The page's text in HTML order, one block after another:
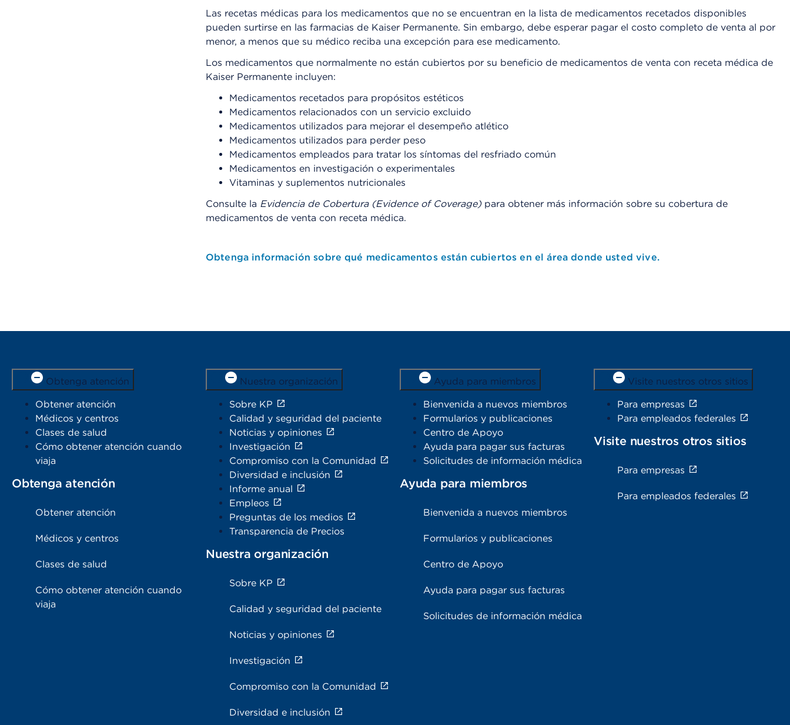
Las recetas médicas para los medicamentos que no se encuentran en la lista de medicamentos recetados disponibles
pueden surtirse en las farmacias de Kaiser Permanente. Sin embargo, debe esperar pagar el costo completo de venta al por
menor, a menos que su médico reciba una excepción para ese medicamento.
Los medicamentos que normalmente no están cubiertos por su beneficio de medicamentos de venta con receta médica de
Kaiser Permanente incluyen:
Medicamentos recetados para propósitos estéticos
Medicamentos relacionados con un servicio excluido
Medicamentos utilizados para mejorar el desempeño atlético
Medicamentos utilizados para perder peso
Medicamentos empleados para tratar los síntomas del resfriado común
Medicamentos en investigación o experimentales
Vitaminas y suplementos nutricionales
Consulte la Evidencia de Cobertura (Evidence of Coverage)para obtener más información sobre su cobertura de
medicamentos de venta con receta médica.
Obtenga información sobre qué medicamentos están cubiertos en el área donde usted vive.
Obtenga atención
Obtener atención
Médicos y centros
Clases de salud
Cómo obtener atención cuando
viaja
Obtenga atención
Obtener atención
Médicos y centros
Clases de salud
Cómo obtener atención cuando
viaja
Nuestra organización
Sobre KP
Calidad y seguridad del paciente
Noticias y opiniones
Investigación
Compromiso con la Comunidad
Diversidad e inclusión
Informe anual
Empleos
Preguntas de los medios
Transparencia de Precios
Nuestra organización
Sobre KP
Calidad y seguridad del paciente
Noticias y opiniones
Investigación
Compromiso con la Comunidad
Diversidad e inclusión
Ayuda para miembros
Bienvenida a nuevos miembros
Formularios y publicaciones
Centro de Apoyo
Ayuda para pagar sus facturas
Solicitudes de información médica
Ayuda para miembros
Bienvenida a nuevos miembros
Formularios y publicaciones
Centro de Apoyo
Ayuda para pagar sus facturas
Solicitudes de información médica
Visite nuestros otros sitios
Para empresas
Para empleados federales
Visite nuestros otros sitios
Para empresas
Para empleados federales